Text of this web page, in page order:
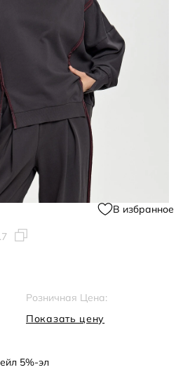
В избранное
Розничная Цена:
Показать цену
5%-эл